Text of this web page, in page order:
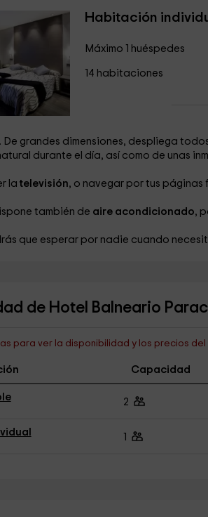
Habitación
Máximo 1 huéspedes
14 habitaciones
grandes dimensiones, despliega
durante el día, así como de unas
la televisión, o navegar por tus
también de aire acondicionado,
que esperar por nadie cuando
de Hotel Balneario
para ver la disponibilidad y los precios
Capacidad
2
1